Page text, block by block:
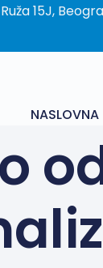
Ruža 15J,
NASLOVNA